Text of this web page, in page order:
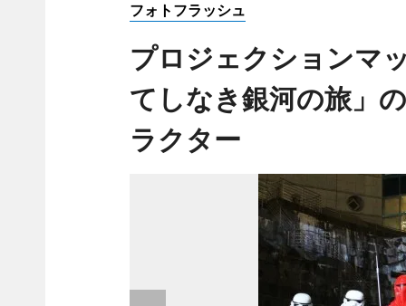
フォトフラッシュ
プロジェクションマ
てしなき銀河の旅」
ラクター